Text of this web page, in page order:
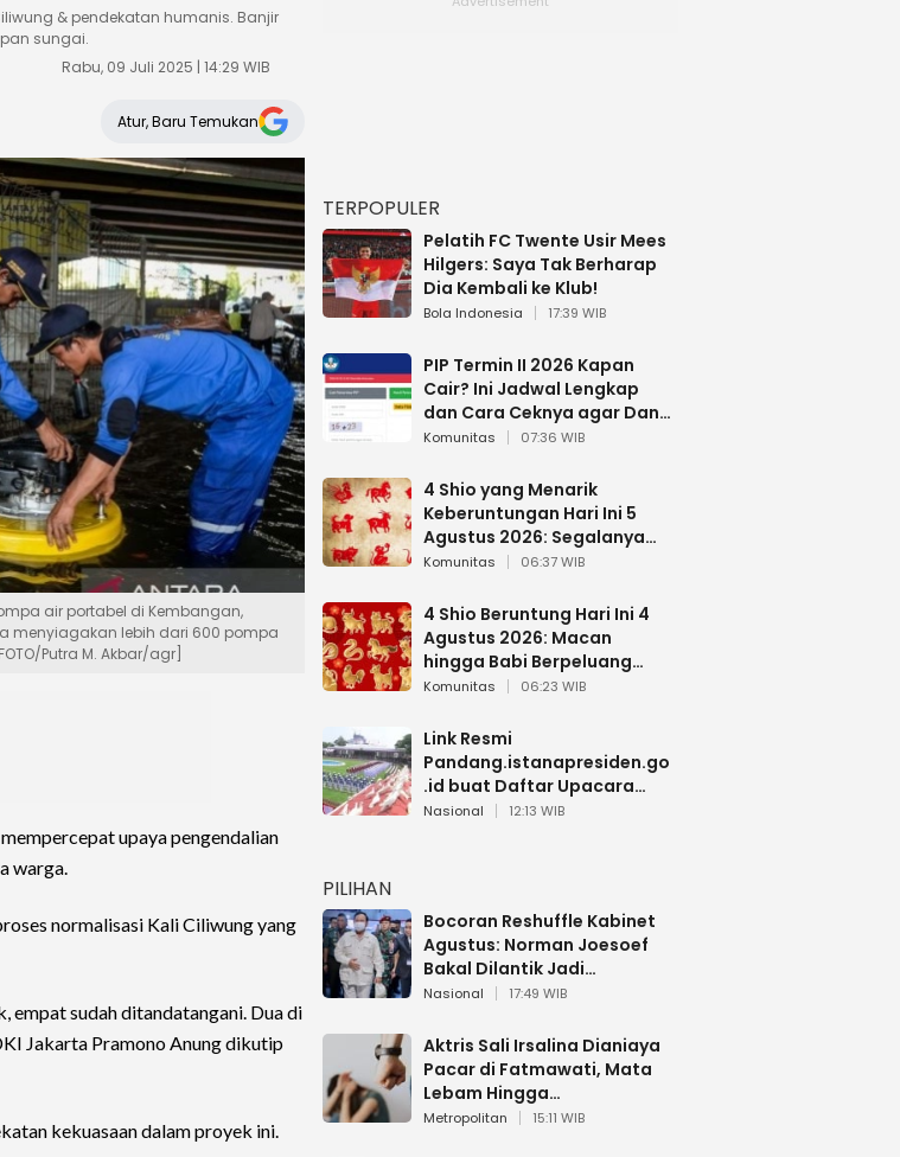
& pendekatan humanis. Banjir
sungai.
Rabu, 09 Juli 2025 | 14:29 WIB
Atur, Baru Temukan
air portabel di Kembangan,
menyiagakan lebih dari 600 pompa
Putra M. Akbar/agr]
upaya pengendalian
warga.
normalisasi Kali Ciliwung yang
empat sudah ditandatangani. Dua di
Jakarta Pramono Anung dikutip
kekuasaan dalam proyek ini.
TERPOPULER
Pelatih FC Twente Usir Mees
Hilgers: Saya Tak Berharap
Dia Kembali ke Klub!
Bola Indonesia 17:39 WIB
PIP Termin II 2026 Kapan
Cair? Ini Jadwal Lengkap
dan Cara Ceknya agar Dana
Tidak Hangus!
Komunitas 07:36 WIB
4 Shio yang Menarik
Keberuntungan Hari Ini 5
Agustus 2026: Segalanya
Berjalan Lancar
Komunitas 06:37 WIB
4 Shio Beruntung Hari Ini 4
Agustus 2026: Macan
hingga Babi Berpeluang
Dapat Kabar Baik
Komunitas 06:23 WIB
Link Resmi
Pandang.istanapresiden.go
.id buat Daftar Upacara
Bendera HUT RI di Istana
Nasional 12:13 WIB
PILIHAN
Bocoran Reshuffle Kabinet
Agustus: Norman Joesoef
Bakal Dilantik Jadi
Wamenhan RI
Nasional 17:49 WIB
Aktris Sali Irsalina Dianiaya
Pacar di Fatmawati, Mata
Lebam Hingga
Diselamatkan Polantas
Metropolitan 15:11 WIB